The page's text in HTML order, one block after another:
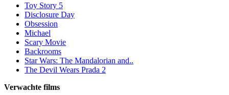
Toy Story 5
Disclosure Day
Obsession
Michael
Scary Movie
Backrooms
Star Wars: The Mandalorian and..
The Devil Wears Prada 2
Verwachte films